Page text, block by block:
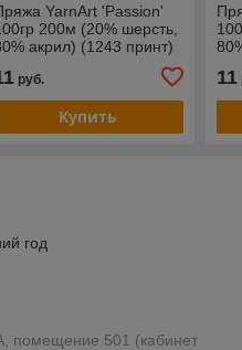
YarnArt 'Passion'
200м (20% шерсть,
акрил) (1243 принт)
руб.
Купить
11
год
помещение 501 (кабинет